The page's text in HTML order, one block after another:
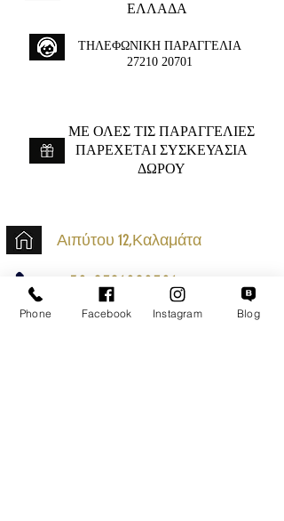
ΕΛΛΑΔΑ
ΤΗΛΕΦΩΝΙΚΗ ΠΑΡΑΓΓΕΛΙΑ
27210 20701
ME ΟΛΕΣ ΤΙΣ ΠΑΡΑΓΓΕΛΙΕΣ
ΠΑΡΕΧΕΤΑΙ ΣΥΣΚΕΥΑΣΙΑ
ΔΩΡΟΥ
Αιπύτου 12,Καλαμάτα
+30 2721020701
k.mouzos.wix@gmail.com
Phone Facebook Instagram Blog